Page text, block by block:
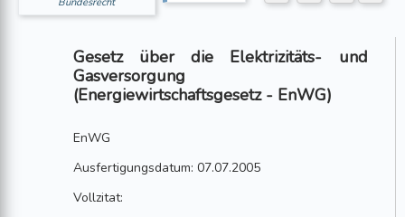
Gesetz über die Elektrizitäts- und
Gasversorgung
(Energiewirtschaftsgesetz - EnWG)
EnWG
Ausfertigungsdatum: 07.07.2005
Vollzitat: